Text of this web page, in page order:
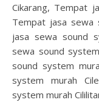
Cikarang, Tempat
Tempat jasa sewa
jasa sewa sound
sewa sound
sound system
system murah
system murah